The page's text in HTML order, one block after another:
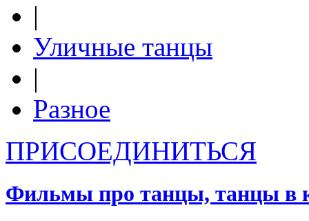
|
Уличные танцы
|
Разное
ПРИСОЕДИНИТЬСЯ
Фильмы про танцы, танцы в